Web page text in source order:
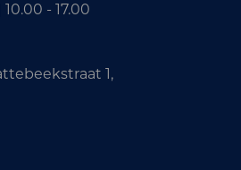
- 17.00
1,